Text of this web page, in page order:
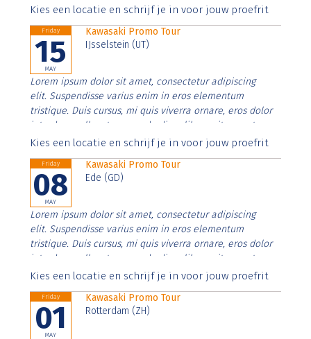
Aenean faucibus nibh et justo cursus id rutrum lorem
Kies een locatie en schrijf je in voor jouw proefrit
Friday
15
MAY
Kawasaki Promo Tour
IJsselstein (UT)
Lorem ipsum dolor sit amet, consectetur adipiscing
elit. Suspendisse varius enim in eros elementum
tristique. Duis cursus, mi quis viverra ornare, eros dolor
interdum nulla, ut commodo diam libero vitae erat.
Aenean faucibus nibh et justo cursus id rutrum lorem
Kies een locatie en schrijf je in voor jouw proefrit
Friday
08
MAY
Kawasaki Promo Tour
Ede (GD)
Lorem ipsum dolor sit amet, consectetur adipiscing
elit. Suspendisse varius enim in eros elementum
tristique. Duis cursus, mi quis viverra ornare, eros dolor
interdum nulla, ut commodo diam libero vitae erat.
Aenean faucibus nibh et justo cursus id rutrum lorem
Kies een locatie en schrijf je in voor jouw proefrit
Friday
01
MAY
Kawasaki Promo Tour
Rotterdam (ZH)